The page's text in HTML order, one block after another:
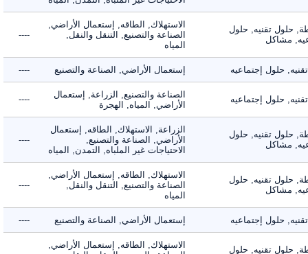
حلول تقنيه, حلول
مشاكل
الاستهلاك, الطاقه, إستعمال الأراضي,
الصناعة والتصنيع, التنقل والنقل,
المياه
----
حلول إجتماعيه إستعمال الأراضي, الصناعة والتصنيع ----
حلول إجتماعيه
الصناعة والتصنيع, الزراعة, إستعمال
الأراضي, المياه, الهجرة
----
حلول تقنيه, حلول
مشاكل
الزراعة, الاستهلاك, الطاقه, إستعمال
الأراضي, الصناعة والتصنيع,
الاحتياجات غير الملباه, التمدن, المياه
----
حلول تقنيه, حلول
مشاكل
الاستهلاك, الطاقه, إستعمال الأراضي,
الصناعة والتصنيع, التنقل والنقل,
المياه
----
حلول إجتماعيه إستعمال الأراضي, الصناعة والتصنيع ----
حلول تقنيه, حلول
الاستهلاك, الطاقه, إستعمال الأراضي,